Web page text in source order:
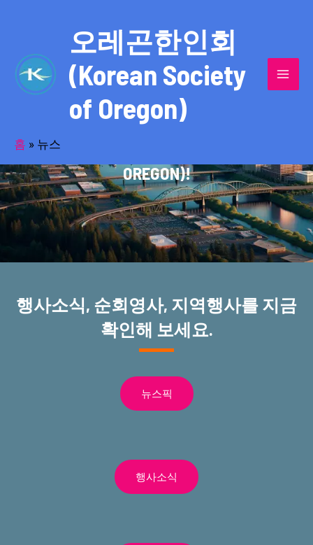
오레곤한인회
(Korean Society
of Oregon)
홈 » 뉴스
반세기의 세월을 품고 동포사회를 섬겨온
오레곤한인회(KOREAN SOCIETY OF
OREGON)!
행사소식, 순회영사, 지역행사를 지금
확인해 보세요.
뉴스픽
행사소식